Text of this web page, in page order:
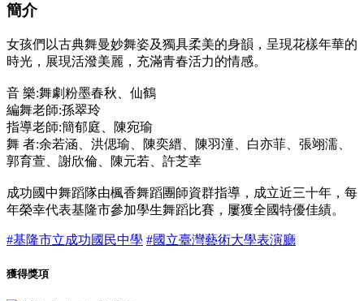
簡介
女孩們以古典舞曼妙舞姿及獨具柔美的身韻，呈現花樣年華的
時光，展現活潑美麗，充滿青春活力的情感。
音 樂:舞劇粉墨春秋、仙鶴
編舞老師:孫翠玲
指導老師:簡郁庭、陳宛瑜
舞 者:余若涵、洪偲瑜、陳奕縉、陳羽潼、白亦菲、張翊濡、
郭育萱、謝欣倫、陳元若、許芝幸
成功國中舞蹈隊由楓香舞蹈團師資群指導，成立近三十年，每
年榮幸代表基隆市參加學生舞蹈比賽，屢獲全國特優佳績。
#基隆市立成功國民中學 #國立臺灣藝術大學表演廳
獲得獎項